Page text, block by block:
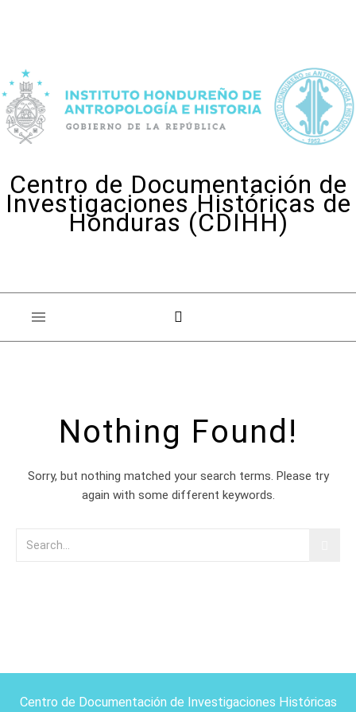
Centro de Documentación de
Investigaciones Históricas de
Honduras (CDIHH)
Nothing Found!
Sorry, but nothing matched your search terms. Please try
again with some different keywords.
Centro de Documentación de Investigaciones Históricas